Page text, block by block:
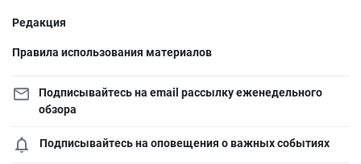
Редакция
Правила использования материалов
Подписывайтесь на email рассылку еженедельного
обзора
Подписывайтесь на оповещения о важных событиях